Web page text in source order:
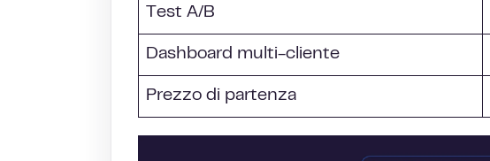
Test A/B
Dashboard multi-cliente
Prezzo di partenza